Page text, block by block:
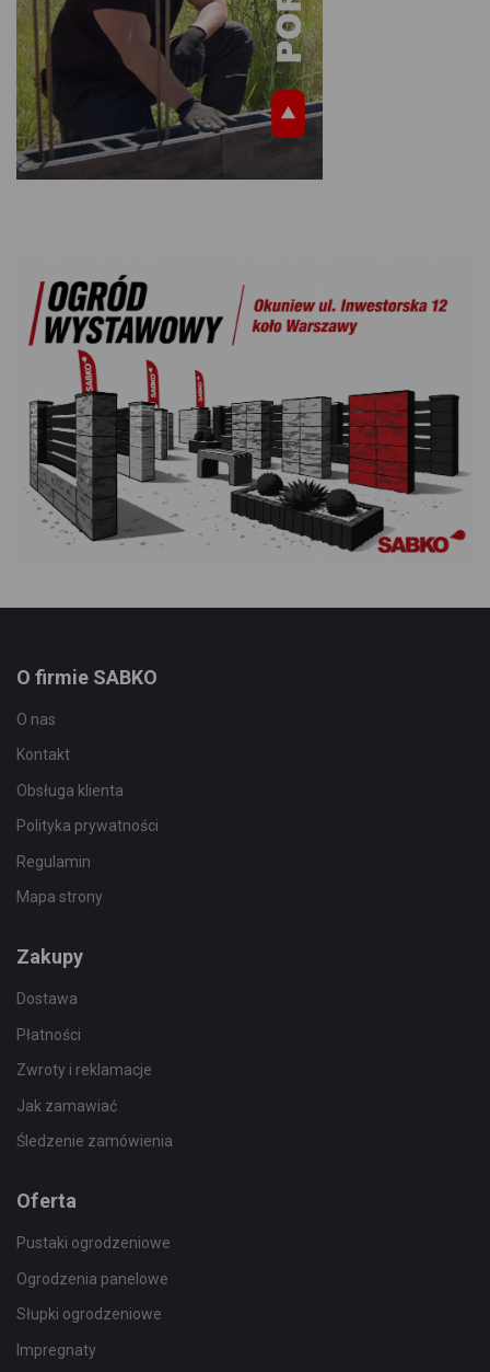
O firmie SABKO
O nas
Kontakt
Obsługa klienta
Polityka prywatności
Regulamin
Mapa strony
Zakupy
Dostawa
Płatności
Zwroty i reklamacje
Jak zamawiać
Śledzenie zamówienia
Oferta
Pustaki ogrodzeniowe
Ogrodzenia panelowe
Słupki ogrodzeniowe
Impregnaty